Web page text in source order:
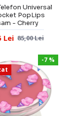
Universal
PopLips
- Cherry
Lei 85,00 Lei
-7 %